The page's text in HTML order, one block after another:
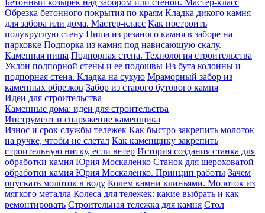
Бетонный козырек над забором или стеной. Мастер-класс
Обрезка бетонного покрытия по краям Кладка дикого камня
для забора или дома. Мастер-класс Как построить
полукруглую стену Ниша из резаного камня в заборе на
парковке Подпорка из камня под нависающую скалу.
Каменная ниша Подпорная стена. Технология строительства
Уклон подпорной стены и ее подошвы Из бута колонны и
подпорная стена. Кладка на сухую Мраморный забор из
каменных обрезков Забор из старого бутового камня
Идеи для строительства
Каменные дома: идеи для строительства
Инструмент и снаряжение каменщика
Износ и срок службы тележек Как быстро закрепить молоток
на ручке, чтобы не слетал Как каменщику закрепить
строительную нитку, если ветер История создания станка для
обработки камня Юрия Москаленко Станок для шероховатой
обработки камня Юрия Москаленко. Принцип работы Зачем
опускать молоток в воду Колем камни клиньями. Молоток из
мягкого металла Колеса для тележек: какие выбрать и как
ремонтировать Строительная тележка для камня Стол